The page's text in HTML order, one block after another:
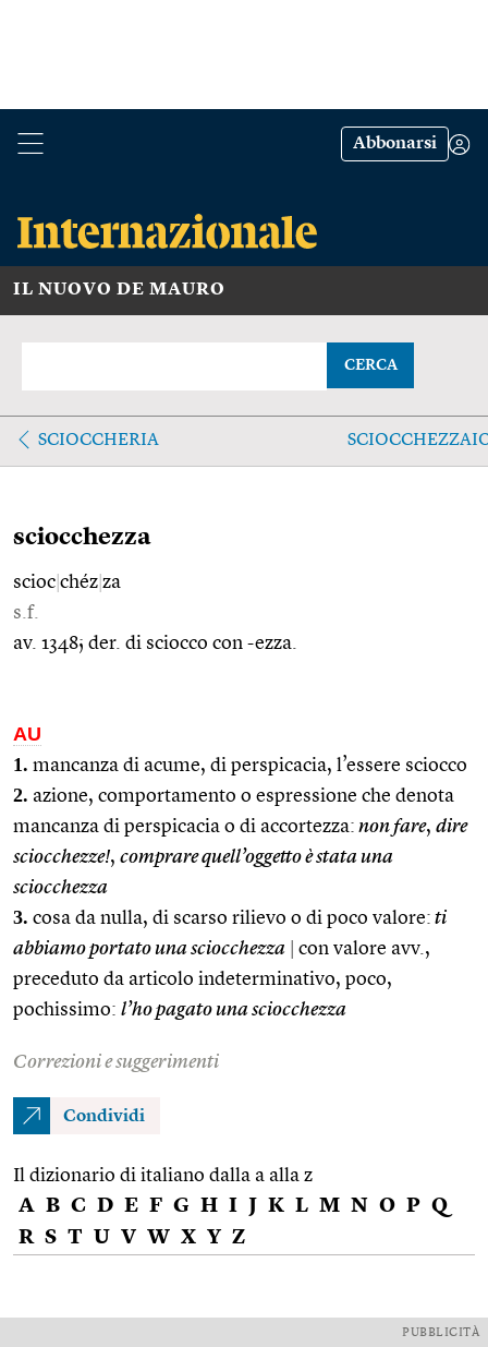
Abbonarsi
IL NUOVO DE MAURO
CERCA
SCIOCCHERIA
sciocchezza
scioc chéz za
s.f.
av. 1348; der. di sciocco con -ezza.
AU
1. mancanza di acume, di perspicacia, l’essere sciocco
2. azione, comportamento o espressione che denota
mancanza di perspicacia o di accortezza: non fare, dire
sciocchezze!, comprare quell’oggetto è stata una
sciocchezza
3. cosa da nulla, di scarso rilievo o di poco valore: ti
abbiamo portato una sciocchezza
con valore avv.,
preceduto da articolo indeterminativo, poco,
pochissimo: l’ho pagato una sciocchezza
Correzioni e suggerimenti
Condividi
Il dizionario di italiano dalla a alla z
A B C D E F G H I J K L M N O P Q
R S T U V W X Y Z
PUBBLICITÀ